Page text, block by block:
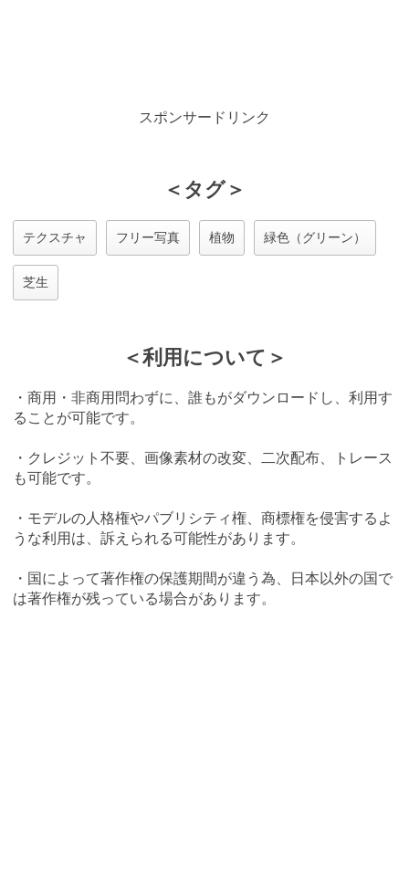
スポンサードリンク
＜タグ＞
テクスチャ フリー写真 植物 緑色（グリーン）
芝生
＜利用について＞
・商用・非商用問わずに、誰もがダウンロードし、利用す
ることが可能です。
・クレジット不要、画像素材の改変、二次配布、トレース
も可能です。
・モデルの人格権やパブリシティ権、商標権を侵害するよ
うな利用は、訴えられる可能性があります。
・国によって著作権の保護期間が違う為、日本以外の国で
は著作権が残っている場合があります。